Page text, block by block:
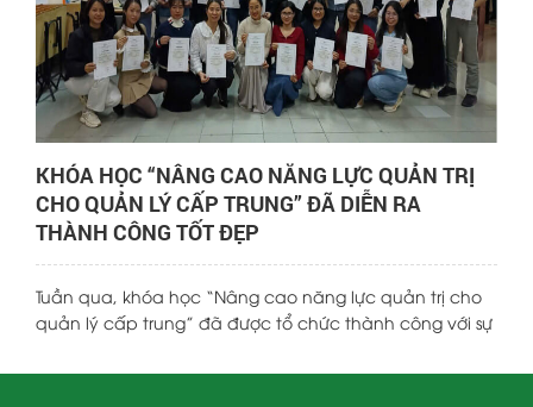
KHÓA HỌC “NÂNG CAO NĂNG LỰC QUẢN TRỊ
CHO QUẢN LÝ CẤP TRUNG” ĐÃ DIỄN RA
THÀNH CÔNG TỐT ĐẸP
Tuần qua, khóa học “Nâng cao năng lực quản trị cho
quản lý cấp trung” đã được tổ chức thành công với sự
đốc chức năng, trưởng/phó phòng, quản lý bộ phận